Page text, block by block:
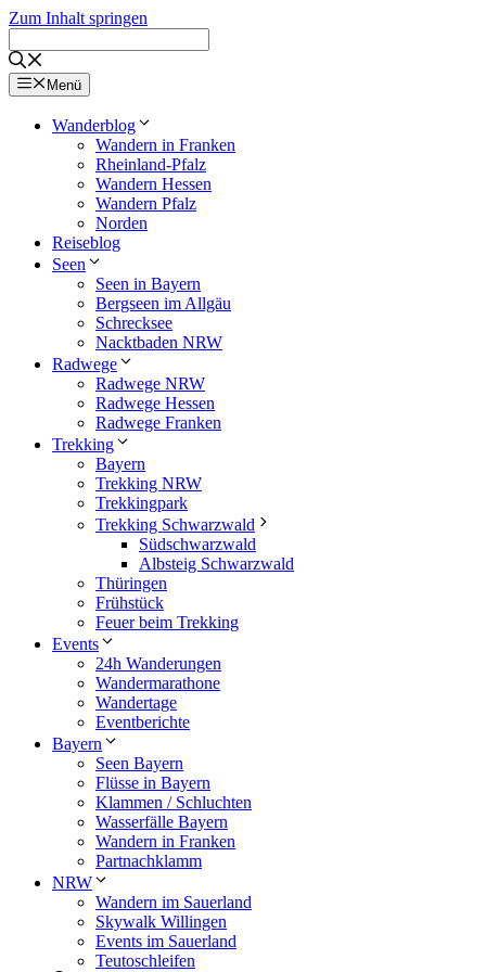
Zum Inhalt springen
Menü
Wanderblog
Wandern in Franken
Rheinland-Pfalz
Wandern Hessen
Wandern Pfalz
Norden
Reiseblog
Seen
Seen in Bayern
Bergseen im Allgäu
Schrecksee
Nacktbaden NRW
Radwege
Radwege NRW
Radwege Hessen
Radwege Franken
Trekking
Bayern
Trekking NRW
Trekkingpark
Trekking Schwarzwald
Südschwarzwald
Albsteig Schwarzwald
Thüringen
Frühstück
Feuer beim Trekking
Events
24h Wanderungen
Wandermarathone
Wandertage
Eventberichte
Bayern
Seen Bayern
Flüsse in Bayern
Klammen / Schluchten
Wasserfälle Bayern
Wandern in Franken
Partnachklamm
NRW
Wandern im Sauerland
Skywalk Willingen
Events im Sauerland
Teutoschleifen